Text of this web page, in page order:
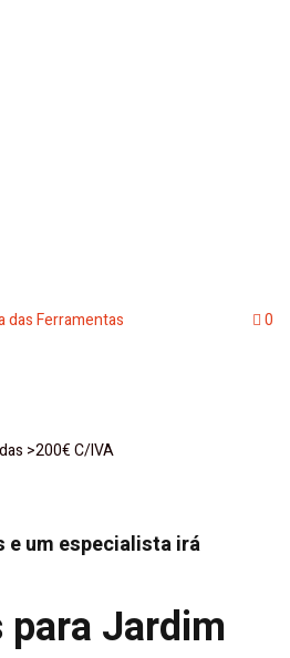
0
>200€ C/IVA
e um especialista irá
Jardim